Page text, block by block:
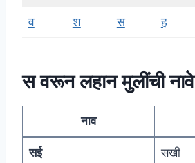
व श स ह
स वरून लहान मुलींची नावे
नाव
सई सखी